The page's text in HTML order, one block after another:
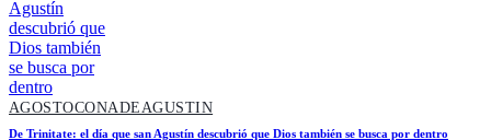
AGOSTOCONADEAGUSTIN
De Trinitate: el día que san Agustín descubrió que Dios también se busca por dentro